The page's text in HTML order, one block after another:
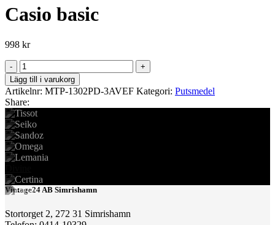
Casio basic
998 kr
Casio
basic
mängd
Lägg till i varukorg
Artikelnr: MTP-1302PD-3AVEF Kategori: Putsmedel
Share:
Vintage24 AB Simrishamn
Stortorget 2, 272 31 Simrishamn